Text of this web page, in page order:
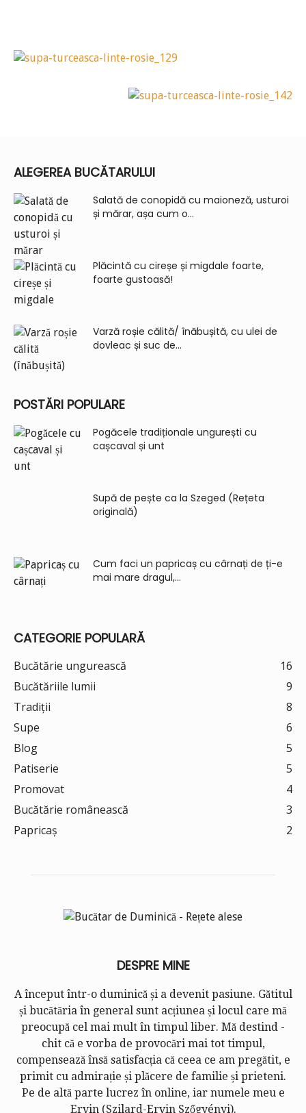
ALEGEREA BUCĂTARULUI
Salată de conopidă cu maioneză, usturoi
și mărar, așa cum o...
Plăcintă cu cireșe și migdale foarte,
foarte gustoasă!
Varză roșie călită/ înăbușită, cu ulei de
dovleac și suc de...
POSTĂRI POPULARE
Pogăcele tradiționale ungurești cu
cașcaval și unt
Supă de pește ca la Szeged (Rețeta
originală)
Cum faci un papricaș cu cârnați de ți-e
mai mare dragul,...
CATEGORIE POPULARĂ
Bucătărie ungurească
16
Bucătăriile lumii
9
Tradiții
8
Supe
6
Blog
5
Patiserie
5
Promovat
4
Bucătărie românească
3
Papricaș
2
DESPRE MINE
A început într-o duminică și a devenit pasiune. Gătitul
și bucătăria în general sunt acțiunea și locul care mă
preocupă cel mai mult în timpul liber. Mă destind -
chit că e vorba de provocări mai tot timpul,
compensează însă satisfacția că ceea ce am pregătit, e
primit cu admirație și plăcere de familie și prieteni.
Pe de altă parte lucrez în online, iar numele meu e
Ervin (Szilard-Ervin Szőgyényi).